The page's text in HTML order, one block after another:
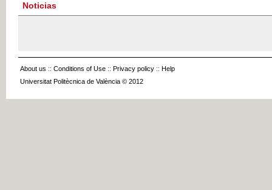
Noticias
About us :: Conditions of Use :: Privacy policy :: Help
Universitat Politècnica de València © 2012